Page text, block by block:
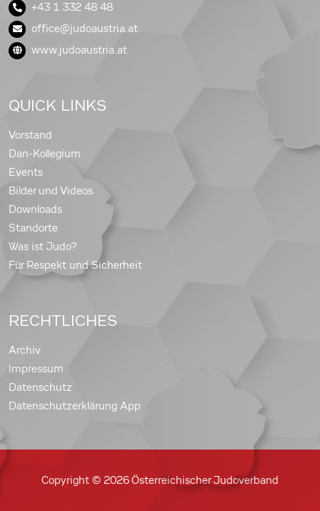
+43 1 332 48 48
office@judoaustria.at
www.judoaustria.at
QUICK LINKS
Vorstand
Dan-Kollegium
Events
Bilder und Videos
Downloads
Standorte
Was ist Judo?
Für Respekt und Sicherheit
RECHTLICHES
Archiv
Impressum
Datenschutz
Datenschutzerklärung App
Copyright © 2026 Österreichischer Judoverband